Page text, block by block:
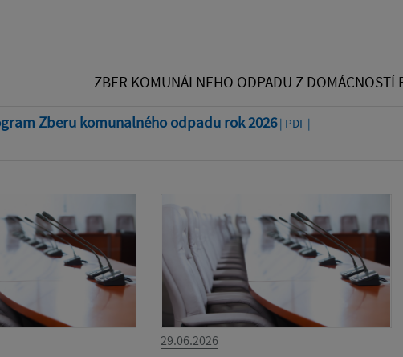
ZBER KOMUNÁLNEHO ODPADU Z DOMÁCNOSTÍ
Zberu komunalného odpadu rok 2026| PDF |
29.06.2026